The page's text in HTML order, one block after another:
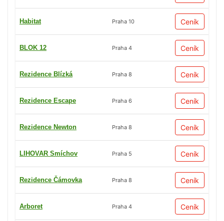
Habitat Praha 10 Ceník
BLOK 12 Praha 4 Ceník
Rezidence Blízká Praha 8 Ceník
Rezidence Escape Praha 6 Ceník
Rezidence Newton Praha 8 Ceník
LIHOVAR Smíchov Praha 5 Ceník
Rezidence Čámovka Praha 8 Ceník
Arboret Praha 4 Ceník